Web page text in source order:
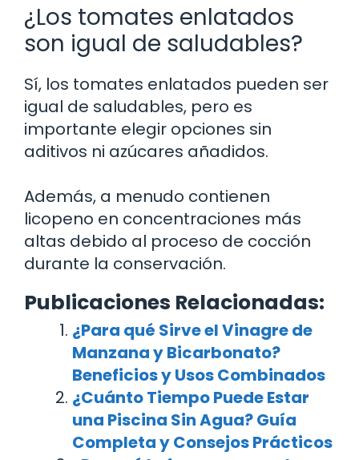
¿Los tomates enlatados
son igual de saludables?
Sí, los tomates enlatados pueden ser
igual de saludables, pero es
importante elegir opciones sin
aditivos ni azúcares añadidos.
Además, a menudo contienen
licopeno en concentraciones más
altas debido al proceso de cocción
durante la conservación.
Publicaciones Relacionadas:
¿Para qué Sirve el Vinagre de
Manzana y Bicarbonato?
Beneficios y Usos Combinados
¿Cuánto Tiempo Puede Estar
una Piscina Sin Agua? Guía
Completa y Consejos Prácticos